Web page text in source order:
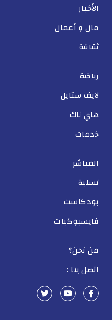
الأخبار
مال و أعمال
ثقافة
رياضة
لايف ستايل
هاي تاك
خدمات
المباشر
تسلية
بودكاست
فايسبوكيات
من نحن؟
اتصل بنا :